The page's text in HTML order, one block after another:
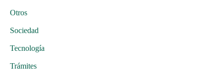
Otros
Sociedad
Tecnología
Trámites